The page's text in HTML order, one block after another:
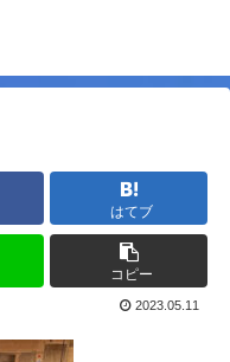
はてブ
コピー
2023.05.11